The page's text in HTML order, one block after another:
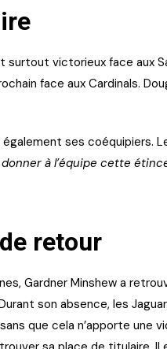
victorieux face aux
face aux Cardinals.
ses coéquipiers.
donner à l’équipe cette
retour
Gardner Minshew a
son absence, les
que cela n’apporte une